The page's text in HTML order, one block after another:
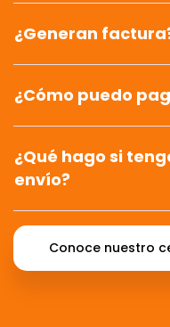
¿Generan
¿Cómo puedo
¿Qué hago si
envío?
Conoce nuestro